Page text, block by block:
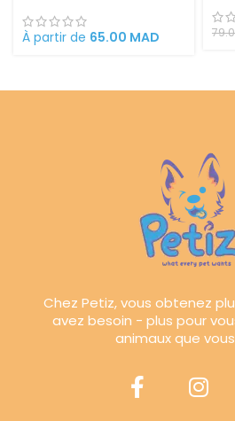
À partir de 65.00 MAD
Chez Petiz, vous obtenez
avez besoin - plus pour
animaux que